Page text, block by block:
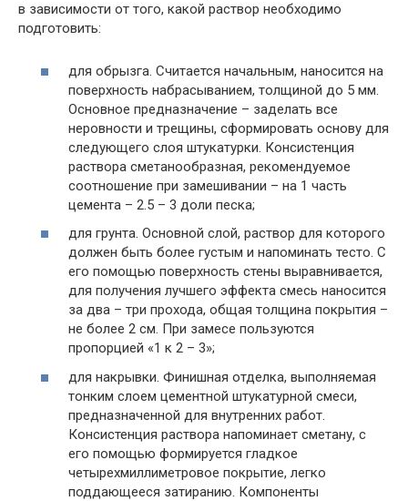
в зависимости от того, какой раствор необходимо
подготовить:
для обрызга. Считается начальным, наносится на
поверхность набрасыванием, толщиной до 5 мм.
Основное предназначение – заделать все
неровности и трещины, сформировать основу для
следующего слоя штукатурки. Консистенция
раствора сметанообразная, рекомендуемое
соотношение при замешивании – на 1 часть
цемента – 2.5 – 3 доли песка;
для грунта. Основной слой, раствор для которого
должен быть более густым и напоминать тесто. С
его помощью поверхность стены выравнивается,
для получения лучшего эффекта смесь наносится
за два – три прохода, общая толщина покрытия –
не более 2 см. При замесе пользуются
пропорцией «1 к 2 – 3»;
для накрывки. Финишная отделка, выполняемая
тонким слоем цементной штукатурной смеси,
предназначенной для внутренних работ.
Консистенция раствора напоминает сметану, с
его помощью формируется гладкое
четырехмиллиметровое покрытие, легко
поддающееся затиранию. Компоненты